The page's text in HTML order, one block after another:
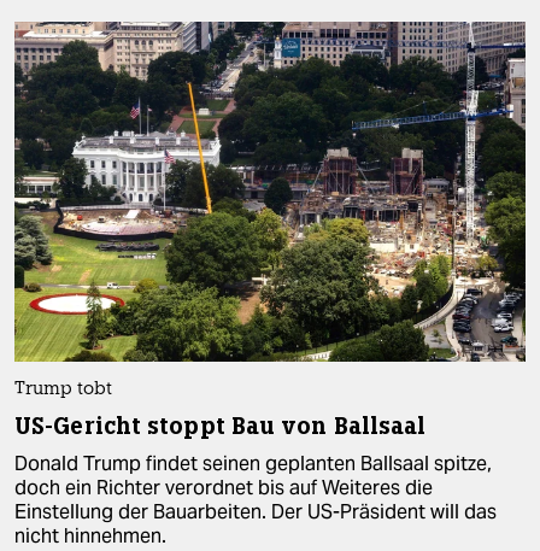
Trump tobt
US-Gericht stoppt Bau von Ballsaal
Donald Trump findet seinen geplanten Ballsaal spitze,
doch ein Richter verordnet bis auf Weiteres die
Einstellung der Bauarbeiten. Der US-Präsident will das
nicht hinnehmen.